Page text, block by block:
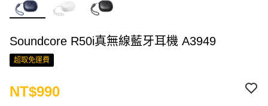
Soundcore R50i真無線藍牙耳機 A3949
超取免運費
NT$990